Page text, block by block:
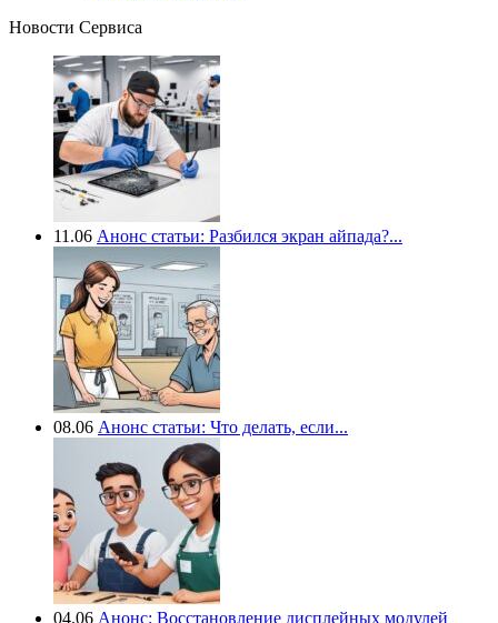
Новости Сервиса
11.06 Анонс статьи: Разбился экран айпада?...
08.06 Анонс статьи: Что делать, если...
04.06 Анонс: Восстановление дисплейных модулей